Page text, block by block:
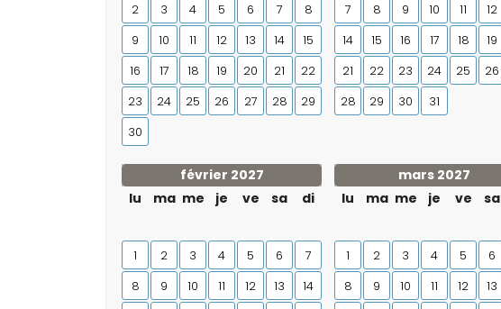
2
3 4 5 6 7
8
9
10 11 12 13 14
15
16
17 18 19 20 21
22
23
24 25 26 27 28
29
30
7
8 9 10 11 12
14
15 16 17 18 19
21
22 23 24 25 26
28
29 30 31
février 2027
lu
ma me je ve sa di
1 2 3 4 5 6
7
8
9 10 11 12 13
14
mars 2027
lu
ma me je ve sa
1 2 3 4 5 6
8
9 10 11 12 13